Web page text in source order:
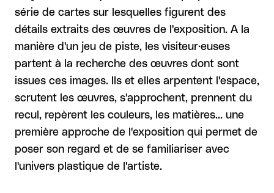
série de cartes sur lesquelles figurent des
détails extraits des œuvres de l'exposition. A la
manière d'un jeu de piste, les visiteur·euses
partent à la recherche des œuvres dont sont
issues ces images. Ils et elles arpentent l'espace,
scrutent les œuvres, s'approchent, prennent du
recul, repèrent les couleurs, les matières... une
première approche de l'exposition qui permet de
poser son regard et de se familiariser avec
l'univers plastique de l'artiste.